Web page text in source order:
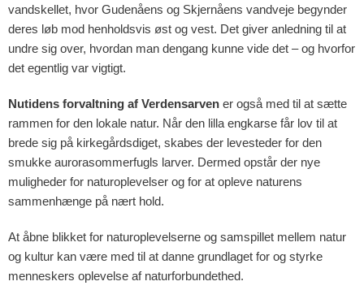
vandskellet, hvor Gudenåens og Skjernåens vandveje begynder
deres løb mod henholdsvis øst og vest. Det giver anledning til at
undre sig over, hvordan man dengang kunne vide det – og hvorfor
det egentlig var vigtigt.
Nutidens forvaltning af Verdensarven er også med til at sætte
rammen for den lokale natur. Når den lilla engkarse får lov til at
brede sig på kirkegårdsdiget, skabes der levesteder for den
smukke aurorasommerfugls larver. Dermed opstår der nye
muligheder for naturoplevelser og for at opleve naturens
sammenhænge på nært hold.
At åbne blikket for naturoplevelserne og samspillet mellem natur
og kultur kan være med til at danne grundlaget for og styrke
menneskers oplevelse af naturforbundethed.